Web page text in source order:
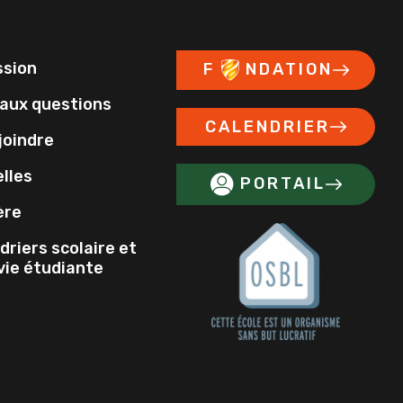
questions
scolaire et
étudiante
F NDATION
CALENDRIER
PORTAIL